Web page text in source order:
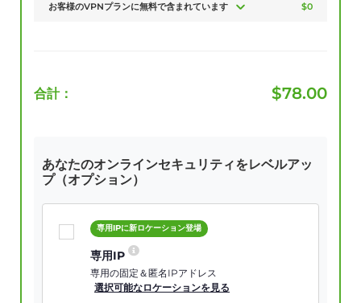
お客様のVPNプランに無料で含まれています $0
合計： $78.00
あなたのオンラインセキュリティをレベルアッ
プ（オプション）
専用IPに新ロケーション登場
専用IP
専用の固定＆匿名IPアドレス
選択可能なロケーションを見る